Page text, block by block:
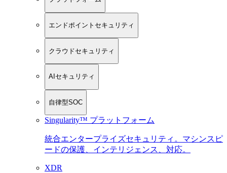
エンドポイントセキュリティ
クラウドセキュリティ
AIセキュリティ
自律型SOC
Singularity™ プラットフォーム
統合エンタープライズセキュリティ。マシンスピ
ードの保護、インテリジェンス、対応。
XDR